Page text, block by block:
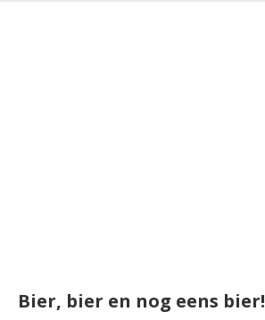
Bier, bier en nog eens bier!